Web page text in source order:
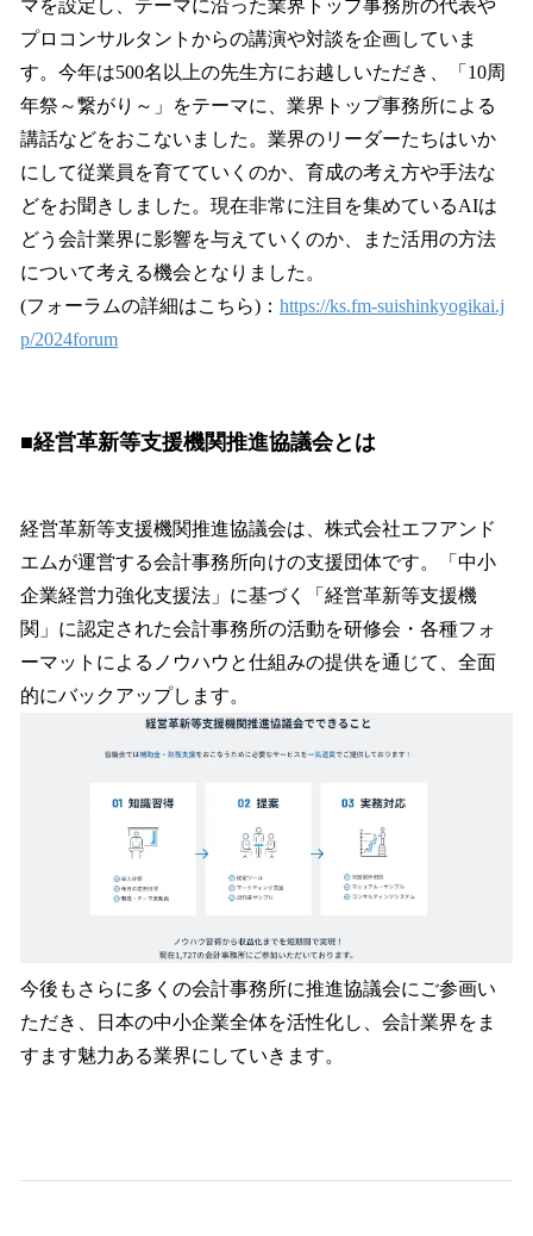
マを設定し、テーマに沿った業界トップ事務所の代表や
プロコンサルタントからの講演や対談を企画していま
す。今年は500名以上の先生方にお越しいただき、「10周
年祭～繋がり～」をテーマに、業界トップ事務所による
講話などをおこないました。業界のリーダーたちはいか
にして従業員を育てていくのか、育成の考え方や手法な
どをお聞きしました。現在非常に注目を集めているAIは
どう会計業界に影響を与えていくのか、また活用の方法
について考える機会となりました。
(フォーラムの詳細はこちら)： https://ks.fm-suishinkyogikai.j
p/2024forum
■経営革新等支援機関推進協議会とは
経営革新等支援機関推進協議会は、株式会社エフアンド
エムが運営する会計事務所向けの支援団体です。「中小
企業経営力強化支援法」に基づく「経営革新等支援機
関」に認定された会計事務所の活動を研修会・各種フォ
ーマットによるノウハウと仕組みの提供を通じて、全面
的にバックアップします。
今後もさらに多くの会計事務所に推進協議会にご参画い
ただき、日本の中小企業全体を活性化し、会計業界をま
すます魅力ある業界にしていきます。